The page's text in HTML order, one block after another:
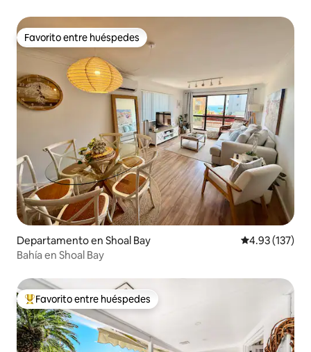
Favorito entre huéspedes
Favorito entre huéspedes
Departamento en Shoal Bay Calificación
4.93 (137)
Bahía en Shoal Bay
De los mejores en Favorito entre huéspedes
Favorito entre huéspedes